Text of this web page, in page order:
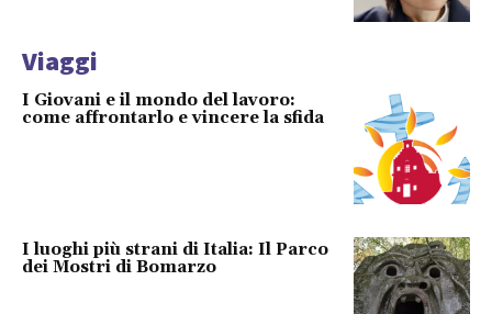
Viaggi
I Giovani e il mondo del lavoro:
come affrontarlo e vincere la sfida
I luoghi più strani di Italia: Il Parco
dei Mostri di Bomarzo